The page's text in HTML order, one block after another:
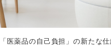
「医薬品の自己負担」の新たな